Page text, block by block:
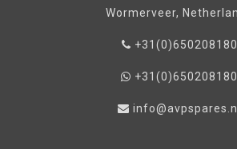
Wormerveer,
+31(0)650208180
+31(0)650208180
info@avpspares.nl